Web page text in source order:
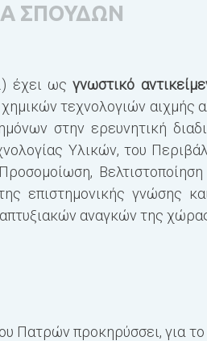
ΣΠΟΥΔΩΝ
έχει ωςγνωστικό
τεχνολογιών αιχμής
στην ερευνητική
Υλικών, του
επιστημονικής γνώσης
αναγκών της
Πατρών προκηρύσσει, για